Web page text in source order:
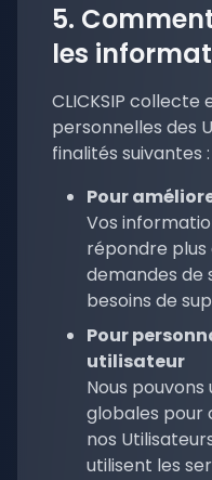
5.
les
CLICKSIP
personnelles des
finalités suivantes :
Pour
Vos
répondre
demandes de
besoins de
Pour
utilisateur
Nous
globales
nos
utilisent les